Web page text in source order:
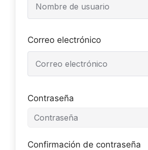
Correo electrónico
Contraseña
Confirmación de contraseña